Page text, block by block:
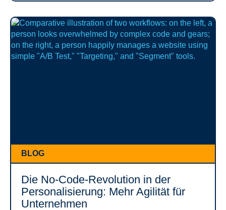
BLOG
Die No-Code-Revolution in der
Personalisierung: Mehr Agilität für
Unternehmen